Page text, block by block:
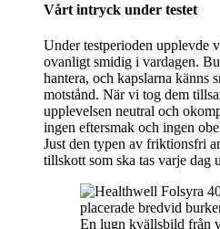
Vårt intryck under testet
Under testperioden upplevde
ovanligt smidig i vardagen.
hantera, och kapslarna känns
motstånd. När vi tog dem
upplevelsen neutral och
ingen eftersmak och ingen
Just den typen av friktionsfri
tillskott som ska tas varje dag
En lugn kvällsbild från